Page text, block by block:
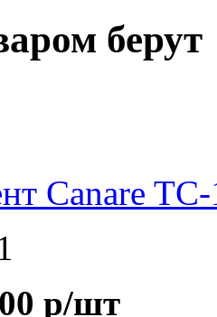
берут
Canare
р/шт